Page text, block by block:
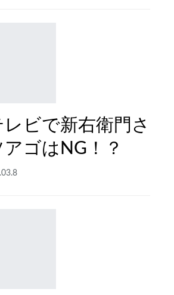
ビで新右衛門さ
ゴはNG！？